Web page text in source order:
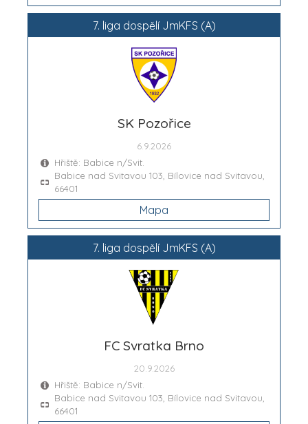
7. liga dospělí JmKFS (A)
SK Pozořice
6.9.2026
Hřiště: Babice n/Svit.
Babice nad Svitavou 103, Bílovice nad Svitavou,
66401
Mapa
7. liga dospělí JmKFS (A)
FC Svratka Brno
20.9.2026
Hřiště: Babice n/Svit.
Babice nad Svitavou 103, Bílovice nad Svitavou,
66401